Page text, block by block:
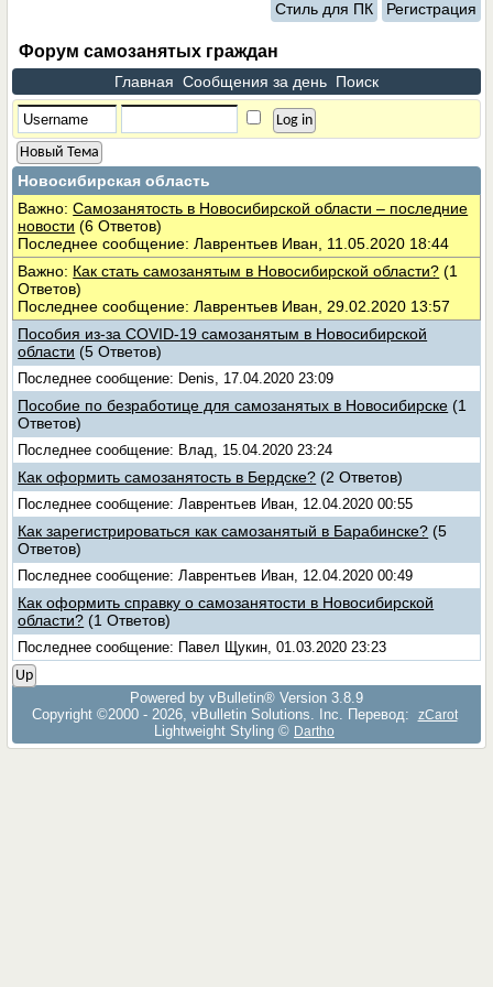
Стиль для ПК Регистрация
Форум самозанятых граждан
Главная Сообщения за день Поиск
Новый Тема
Новосибирская область
Важно:Самозанятость в Новосибирской области – последние
новости (6 Ответов)
Последнее сообщение: Лаврентьев Иван, 11.05.2020 18:44
Важно: Как стать самозанятым в Новосибирской области? (1
Ответов)
Последнее сообщение: Лаврентьев Иван, 29.02.2020 13:57
Пособия из-за COVID-19 самозанятым в Новосибирской
области (5 Ответов)
Последнее сообщение: Denis, 17.04.2020 23:09
Пособие по безработице для самозанятых в Новосибирске (1
Ответов)
Последнее сообщение: Влад, 15.04.2020 23:24
Как оформить самозанятость в Бердске? (2 Ответов)
Последнее сообщение: Лаврентьев Иван, 12.04.2020 00:55
Как зарегистрироваться как самозанятый в Барабинске? (5
Ответов)
Последнее сообщение: Лаврентьев Иван, 12.04.2020 00:49
Как оформить справку о самозанятости в Новосибирской
области? (1 Ответов)
Последнее сообщение: Павел Щукин, 01.03.2020 23:23
Up
Powered by vBulletin® Version 3.8.9
Copyright ©2000 - 2026, vBulletin Solutions, Inc. Перевод:
zCarot
Lightweight Styling © Dartho